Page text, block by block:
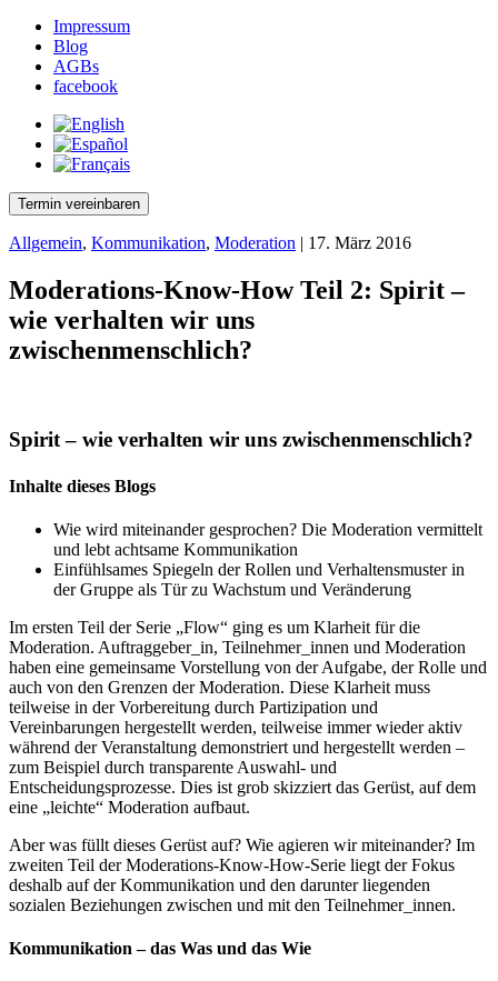
Impressum
Blog
AGBs
facebook
Termin vereinbaren
Allgemein, Kommunikation, Moderation | 17. März 2016
Moderations-Know-How Teil 2: Spirit –
wie verhalten wir uns
zwischenmenschlich?
Spirit – wie verhalten wir uns zwischenmenschlich?
Inhalte dieses Blogs
Wie wird miteinander gesprochen? Die Moderation vermittelt
und lebt achtsame Kommunikation
Einfühlsames Spiegeln der Rollen und Verhaltensmuster in
der Gruppe als Tür zu Wachstum und Veränderung
Im ersten Teil der Serie „Flow“ ging es um Klarheit für die
Moderation. Auftraggeber_in, Teilnehmer_innen und Moderation
haben eine gemeinsame Vorstellung von der Aufgabe, der Rolle und
auch von den Grenzen der Moderation. Diese Klarheit muss
teilweise in der Vorbereitung durch Partizipation und
Vereinbarungen hergestellt werden, teilweise immer wieder aktiv
während der Veranstaltung demonstriert und hergestellt werden –
zum Beispiel durch transparente Auswahl- und
Entscheidungsprozesse. Dies ist grob skizziert das Gerüst, auf dem
eine „leichte“ Moderation aufbaut.
Aber was füllt dieses Gerüst auf? Wie agieren wir miteinander? Im
zweiten Teil der Moderations-Know-How-Serie liegt der Fokus
deshalb auf der Kommunikation und den darunter liegenden
sozialen Beziehungen zwischen und mit den Teilnehmer_innen.
Kommunikation – das Was und das Wie